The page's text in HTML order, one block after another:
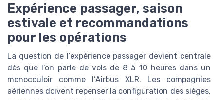
Expérience passager, saison
estivale et recommandations
pour les opérations
La question de l’expérience passager devient centrale
dès que l’on parle de vols de 8 à 10 heures dans un
monocouloir comme l’Airbus XLR. Les compagnies
aériennes doivent repenser la configuration des sièges,